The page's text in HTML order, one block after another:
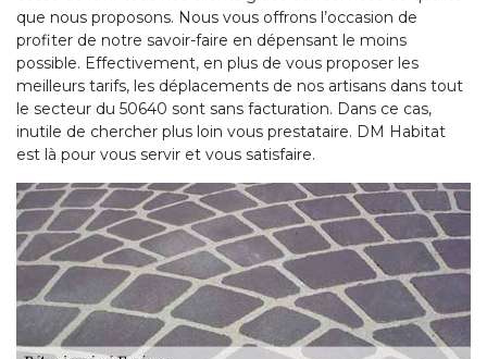
que nous proposons. Nous vous offrons l’occasion de
profiter de notre savoir-faire en dépensant le moins
possible. Effectivement, en plus de vous proposer les
meilleurs tarifs, les déplacements de nos artisans dans tout
le secteur du 50640 sont sans facturation. Dans ce cas,
inutile de chercher plus loin vous prestataire. DM Habitat
est là pour vous servir et vous satisfaire.